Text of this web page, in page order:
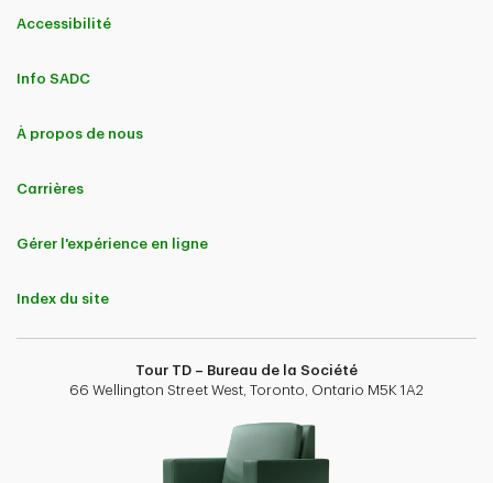
Accessibilité
Info SADC
À propos de nous
Carrières
Gérer l'expérience en ligne
Index du site
Tour TD – Bureau de la Société
66 Wellington Street West, Toronto, Ontario M5K 1A2